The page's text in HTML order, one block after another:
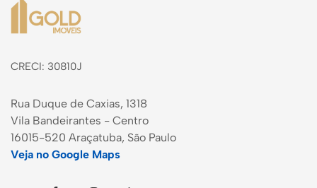
Página inicial
CRECI: 30810J
Rua Duque de Caxias, 1318
Vila Bandeirantes - Centro
16015-520 Araçatuba, São Paulo
Veja no Google Maps